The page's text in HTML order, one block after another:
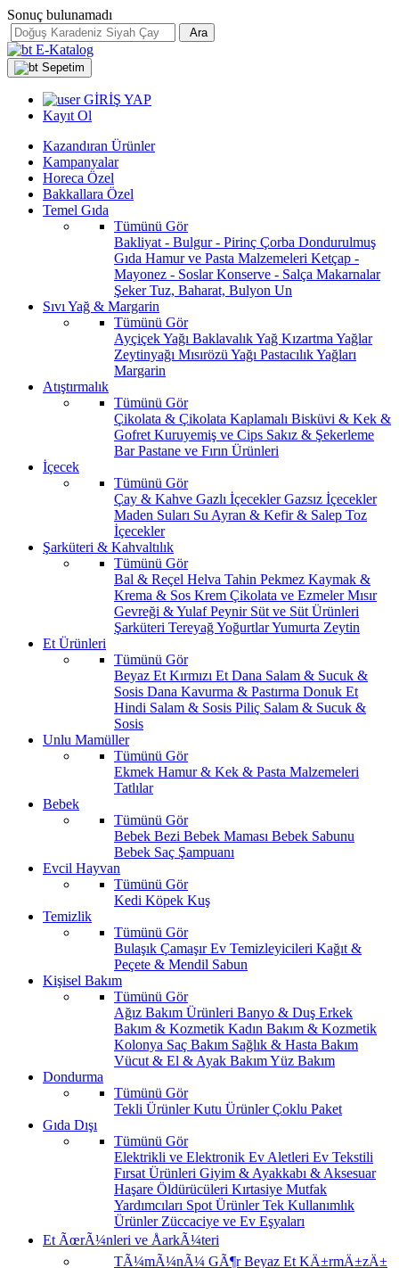
Sonuç bulunamadı
Ara
E-Katalog
Sepetim
GİRİŞ YAP
Kayıt Ol
Kazandıran Ürünler
Kampanyalar
Horeca Özel
Bakkallara Özel
Temel Gıda
Tümünü Gör
Bakliyat - Bulgur - Pirinç Çorba Dondurulmuş
Gıda Hamur ve Pasta Malzemeleri Ketçap -
Mayonez - SoslarKonserve - Salça Makarnalar
ŞekerTuz, Baharat, Bulyon Un
Sıvı Yağ & Margarin
Tümünü Gör
Ayçiçek Yağı Baklavalık Yağ Kızartma Yağlar
Zeytinyağı Mısırözü Yağı Pastacılık Yağları
Margarin
Atıştırmalık
Tümünü Gör
Çikolata & Çikolata Kaplamalı Bisküvi & Kek &
Gofret Kuruyemiş ve Cips Sakız & Şekerleme
BarPastane ve Fırın Ürünleri
İçecek
Tümünü Gör
Çay & Kahve Gazlı İçeceklerGazsız İçecekler
Maden Suları Su Ayran & Kefir & Salep Toz
İçecekler
Şarküteri & Kahvaltılık
Tümünü Gör
Bal & Reçel Helva Tahin Pekmez Kaymak &
Krema & Sos Krem Çikolata ve EzmelerMısır
Gevreği & YulafPeynir Süt ve Süt Ürünleri
Şarküteri TereyağYoğurtlarYumurta Zeytin
Et Ürünleri
Tümünü Gör
Beyaz Et Kırmızı Et Dana Salam & Sucuk &
Sosis Dana Kavurma & Pastırma Donuk Et
Hindi Salam & Sosis Piliç Salam & Sucuk &
Sosis
Unlu Mamüller
Tümünü Gör
Ekmek Hamur & Kek & Pasta Malzemeleri
Tatlılar
Bebek
Tümünü Gör
Bebek Bezi Bebek Maması Bebek Sabunu
Bebek Saç Şampuanı
Evcil Hayvan
Tümünü Gör
Kedi Köpek Kuş
Temizlik
Tümünü Gör
Bulaşık ÇamaşırEv Temizleyicileri Kağıt &
Peçete & Mendil Sabun
Kişisel Bakım
Tümünü Gör
Ağız Bakım Ürünleri Banyo & Duş Erkek
Bakım & Kozmetik Kadın Bakım & Kozmetik
Kolonya Saç Bakım Sağlık & Hasta Bakım
Vücut & El & Ayak BakımYüz Bakım
Dondurma
Tümünü Gör
Tekli ÜrünlerKutu ÜrünlerÇoklu Paket
Gıda Dışı
Tümünü Gör
Elektrikli ve Elektronik Ev Aletleri Ev Tekstili
Fırsat Ürünleri Giyim & Ayakkabı & Aksesuar
Haşare Öldürücüleri Kırtasiye Mutfak
Yardımcıları Spot ÜrünlerTek Kullanımlık
Ürünler Züccaciye ve Ev Eşyaları
Et ÃœrÃ¼nleri ve ÅarkÃ¼teri
TÃ¼mÃ¼nÃ¼ GÃ¶rBeyaz Et KÄ±rmÄ±zÄ±